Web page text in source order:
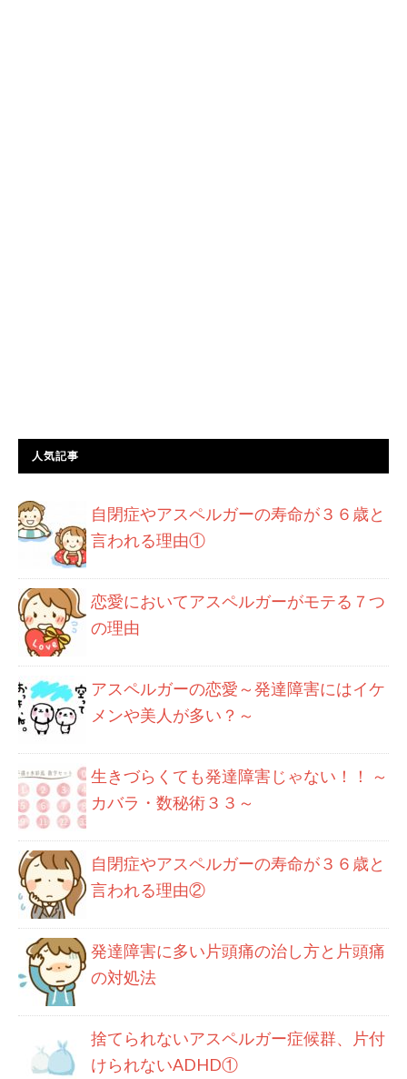
人気記事
自閉症やアスペルガーの寿命が３６歳と
言われる理由①
恋愛においてアスペルガーがモテる７つ
の理由
アスペルガーの恋愛～発達障害にはイケ
メンや美人が多い？～
生きづらくても発達障害じゃない！！ ～
カバラ・数秘術３３～
自閉症やアスペルガーの寿命が３６歳と
言われる理由②
発達障害に多い片頭痛の治し方と片頭痛
の対処法
捨てられないアスペルガー症候群、片付
けられないADHD①